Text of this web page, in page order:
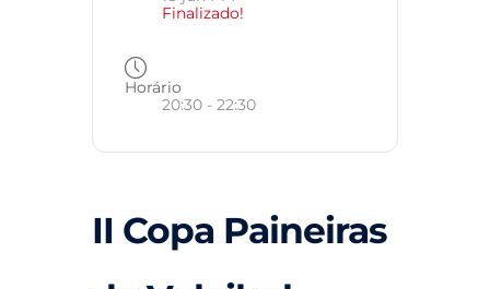
Finalizado!
Horário
20:30 - 22:30
II Copa Paineiras